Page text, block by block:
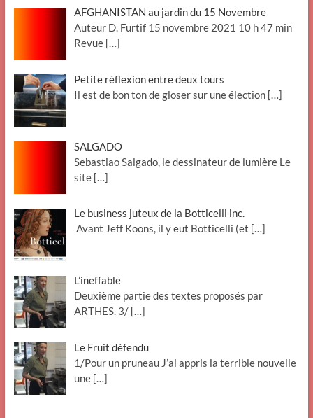
AFGHANISTAN au jardin du 15 Novembre
Auteur D. Furtif 15 novembre 2021 10 h 47 min
Revue […]
Petite réflexion entre deux tours
Il est de bon ton de gloser sur une élection […]
SALGADO
Sebastiao Salgado, le dessinateur de lumière Le
site […]
Le business juteux de la Botticelli inc.
Avant Jeff Koons, il y eut Botticelli (et […]
L’ineffable
Deuxième partie des textes proposés par
ARTHES. 3/ […]
Le Fruit défendu
1/Pour un pruneau J’ai appris la terrible nouvelle
une […]